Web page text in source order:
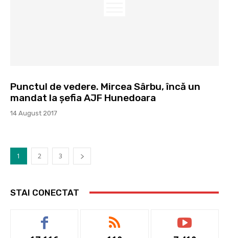
Punctul de vedere. Mircea Sârbu, încă un
mandat la şefia AJF Hunedoara
14 August 2017
1 2 3
STAI CONECTAT